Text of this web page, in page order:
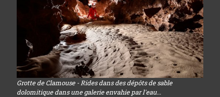
Grotte de Clamouse - Rides dans des dépôts de sable
dolomitique dans une galerie envahie par l'eau...